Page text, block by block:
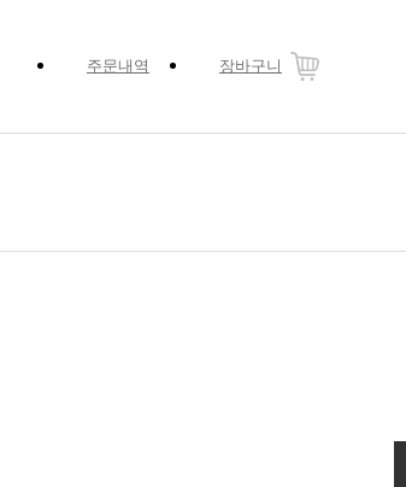
주문내역 장바구니